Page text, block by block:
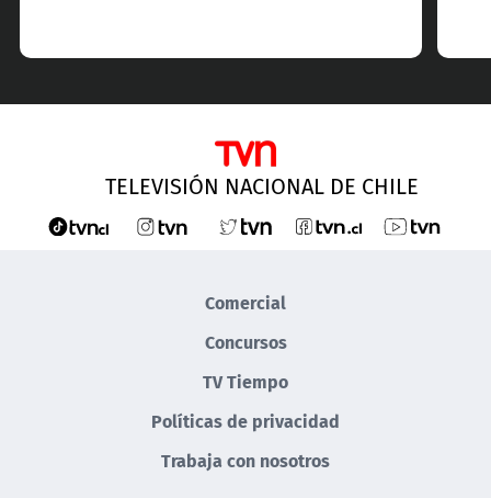
TELEVISIÓN NACIONAL DE CHILE
Comercial
Concursos
TV Tiempo
Políticas de privacidad
Trabaja con nosotros